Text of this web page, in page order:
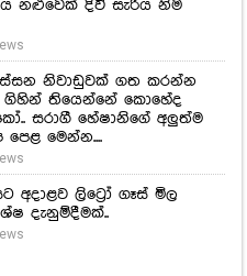
නළුවෙක් දිවි සැරිය නිම
නිවාඩුවක් ගත කරන්න
තියෙන්නේ කොහේද
සරාගී හේෂානිගේ අලුත්ම
පෙළ මෙන්න....
අදාළව ලිට්‍රෝ ගෑස් මිල
දැනුම්දීමක්..